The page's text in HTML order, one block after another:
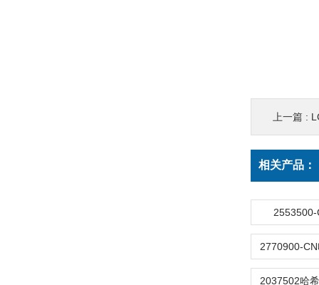
上一篇 :
相关产品：
2553500-